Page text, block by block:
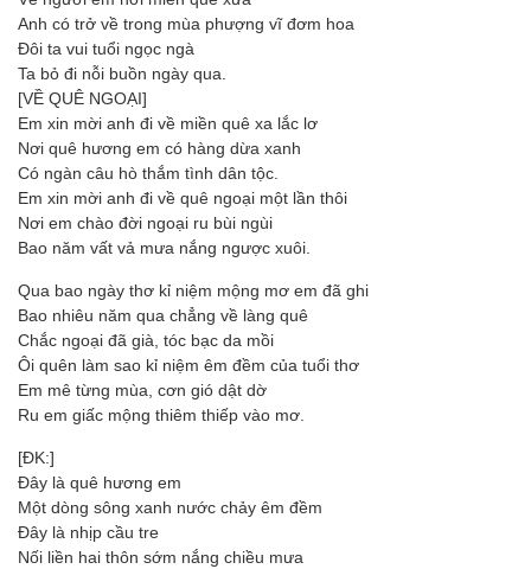
Anh có trở về trong mùa phượng vĩ đơm hoa
Đôi ta vui tuổi ngọc ngà
Ta bỏ đi nỗi buồn ngày qua.
[VỀ QUÊ NGOẠI]
Em xin mời anh đi về miền quê xa lắc lơ
Nơi quê hương em có hàng dừa xanh
Có ngàn câu hò thắm tình dân tộc.
Em xin mời anh đi về quê ngoại một lần thôi
Nơi em chào đời ngoại ru bùi ngùi
Bao năm vất vả mưa nắng ngược xuôi.
Qua bao ngày thơ kỉ niệm mộng mơ em đã ghi
Bao nhiêu năm qua chẳng về làng quê
Chắc ngoại đã già, tóc bạc da mồi
Ôi quên làm sao kỉ niệm êm đềm của tuổi thơ
Em mê từng mùa, cơn gió dật dờ
Ru em giấc mộng thiêm thiếp vào mơ.
[ĐK:]
Đây là quê hương em
Một dòng sông xanh nước chảy êm đềm
Đây là nhịp cầu tre
Nối liền hai thôn sớm nắng chiều mưa